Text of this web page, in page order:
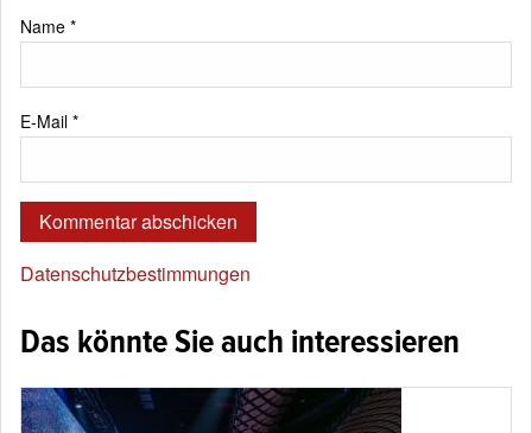
Name *
E-Mail *
Datenschutzbestimmungen
Das könnte Sie auch interessieren